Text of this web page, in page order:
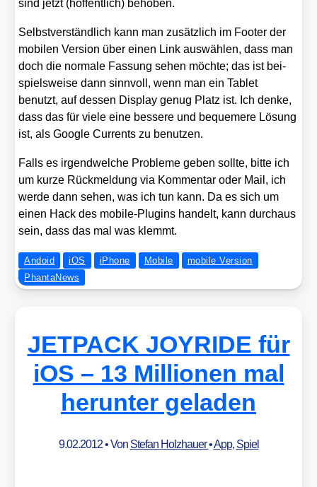
sind jetzt (hof­fent­lich) beho­ben.
Selbst­ver­ständ­lich kann man zusätz­lich im Foo­ter der
mobi­len Ver­si­on über einen Link aus­wäh­len, dass man
doch die nor­ma­le Fas­sung sehen möch­te; das ist bei­
spiels­wei­se dann sinn­voll, wenn man ein Tablet
benutzt, auf des­sen Dis­play genug Platz ist. Ich den­ke,
dass das für vie­le eine bes­se­re und beque­me­re Lösung
ist, als Goog­le Curr­ents zu benut­zen.
Falls es irgend­wel­che Pro­ble­me geben soll­te, bit­te ich
um kur­ze Rück­mel­dung via Kom­men­tar oder Mail, ich
wer­de dann sehen, was ich tun kann. Da es sich um
einen Hack des mobi­le-Plug­ins han­delt, kann durch­aus
sein, dass das mal was klemmt.
Andoid iOS iPhone Mobile
mobile Version
PhantaNews
JETPACK JOYRIDE für
iOS – 13 Millionen mal
herunter geladen
9.02.2012• Von Stefan Holzhauer•App, Spiel